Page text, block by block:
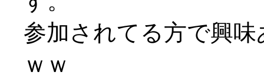
参加されてる方で興
ｗｗ